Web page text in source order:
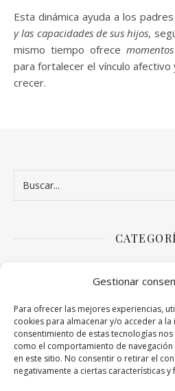
Gestionar
Para ofrecer las mejores experiencias,
cookies para almacenar y/o acceder a
consentimiento de estas tecnologías
como el comportamiento de
en este sitio. No consentir o retirar el
negativamente a ciertas características y
Esta dinámica ayuda a los
y las capacidades de sus hijos,
mismo tiempo ofrece
para fortalecer el vínculo
crecer.
Bebés y niños
Decoración para la casa
Educación